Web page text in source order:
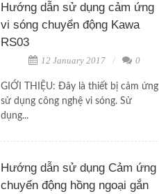
Hướng dẫn sử dụng cảm ứng
vi sóng chuyển động Kawa
RS03
12 January 2017 0
GIỚI THIỆU: Đây là thiết bị cảm ứng
sử dụng công nghệ vi sóng. Sử
dụng...
Hướng dẫn sử dụng Cảm ứng
chuyển động hồng ngoại gắn